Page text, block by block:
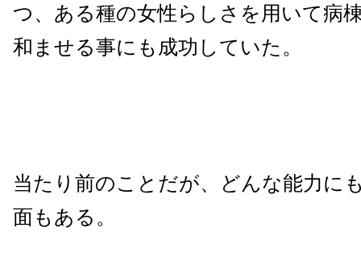
つ、ある種の女性らしさを用いて病
和ませる事にも成功していた。
当たり前のことだが、どんな能力に
面もある。